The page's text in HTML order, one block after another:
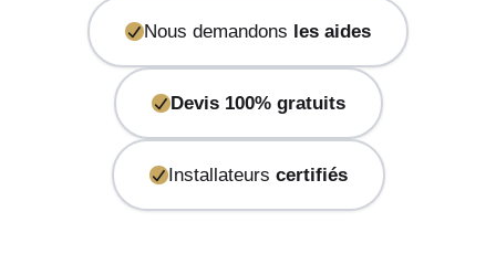
Nous demandons les aides
Devis 100% gratuits
Installateurs certifiés